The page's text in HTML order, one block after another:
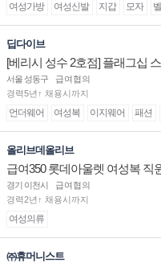
여성가방 여성신발 지갑 모자
딥다이브
[베리시 성수 2호점] 플래그십
수당 지급)
서울 성동구
급여협의
경력5년↑ 채용시까지
언더웨어 여성복 이지웨어 패션
올리브데올리브
급여350 롯데아울렛 여성복 직
경기 이천시
급여협의
경력2년↑ 채용시까지
여성의류
㈜휴머니스트